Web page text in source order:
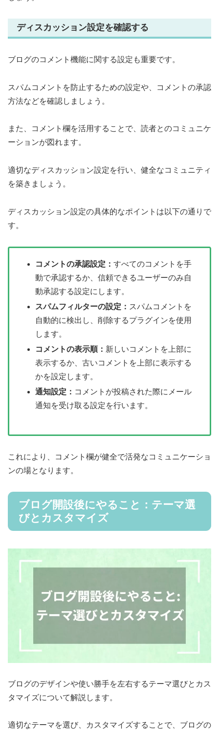
ディスカッション設定を確認する
ブログのコメント機能に関する設定も重要です。
スパムコメントを防止するための設定や、コメントの承認
方法などを確認しましょう。
また、コメント欄を活用することで、読者とのコミュニケ
ーションが図れます。
適切なディスカッション設定を行い、健全なコミュニティ
を築きましょう。
ディスカッション設定の具体的なポイントは以下の通りで
す。
コメントの承認設定：すべてのコメントを手
動で承認するか、信頼できるユーザーのみ自
動承認する設定にします。
スパムフィルターの設定： スパムコメントを
自動的に検出し、削除するプラグインを使用
します。
コメントの表示順： 新しいコメントを上部に
表示するか、古いコメントを上部に表示する
かを設定します。
通知設定： コメントが投稿された際にメール
通知を受け取る設定を行います。
これにより、コメント欄が健全で活発なコミュニケーショ
ンの場となります。
ブログ開設後にやること：テーマ選
びとカスタマイズ
ブログのデザインや使い勝手を左右するテーマ選びとカス
タマイズについて解説します。
適切なテーマを選び、カスタマイズすることで、ブログの